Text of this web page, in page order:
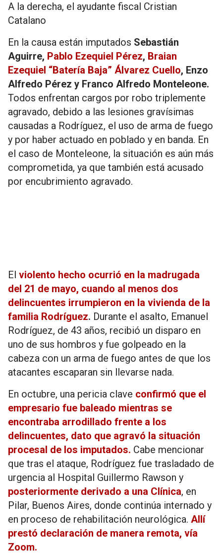
A la derecha, el ayudante fiscal Cristian
Catalano
En la causa están imputados Sebastián
Aguirre, Pablo Ezequiel Pérez, Braian
Ezequiel “Batería Baja” Álvarez Cuello, Enzo
Alfredo Pérez y Franco Alfredo Monteleone.
Todos enfrentan cargos por robo triplemente
agravado, debido a las lesiones gravísimas
causadas a Rodríguez, el uso de arma de fuego
y por haber actuado en poblado y en banda. En
el caso de Monteleone, la situación es aún más
comprometida, ya que también está acusado
por encubrimiento agravado.
El violento hecho ocurrió en la madrugada
del 21 de mayo, cuando al menos dos
delincuentes irrumpieron en la vivienda de la
familia Rodríguez. Durante el asalto, Emanuel
Rodríguez, de 43 años, recibió un disparo en
uno de sus hombros y fue golpeado en la
cabeza con un arma de fuego antes de que los
atacantes escaparan sin llevarse nada.
En octubre, una pericia clave confirmó que el
empresario fue baleado mientras se
encontraba arrodillado frente a los
delincuentes, dato que agravó la situación
procesal de los imputados. Cabe mencionar
que tras el ataque, Rodríguez fue trasladado de
urgencia al Hospital Guillermo Rawson y
posteriormente derivado a una Clínica, en
Pilar, Buenos Aires, donde continúa internado y
en proceso de rehabilitación neurológica. Allí
prestó declaración de manera remota, vía
Zoom.